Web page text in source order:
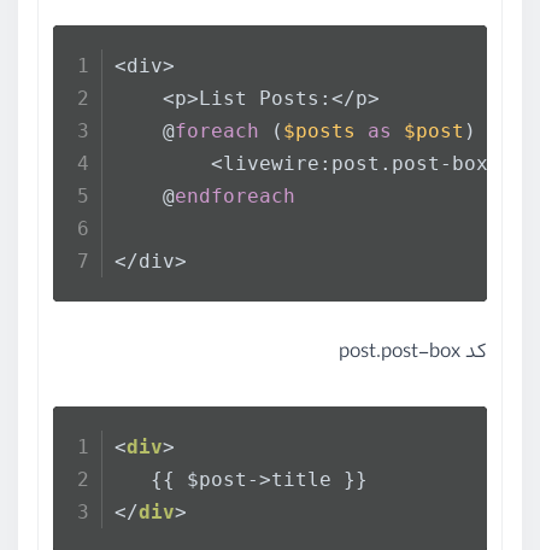
<div>
    <p>List Posts:</p>
    @
foreach ( $posts as $post )
<livewire:post.post-box
    @
endforeach
</div>
کد post.post-box
<div>
   {{ $post->title }}
</div>